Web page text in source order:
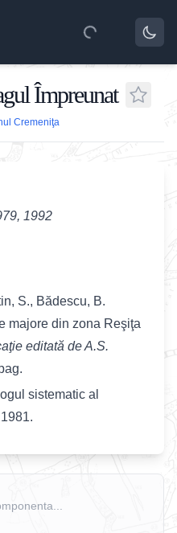
Împreunat
Cremeniţa
1992
S., Bădescu, B.
majore din zona Reşiţa
editată de A.S.
sistematic al